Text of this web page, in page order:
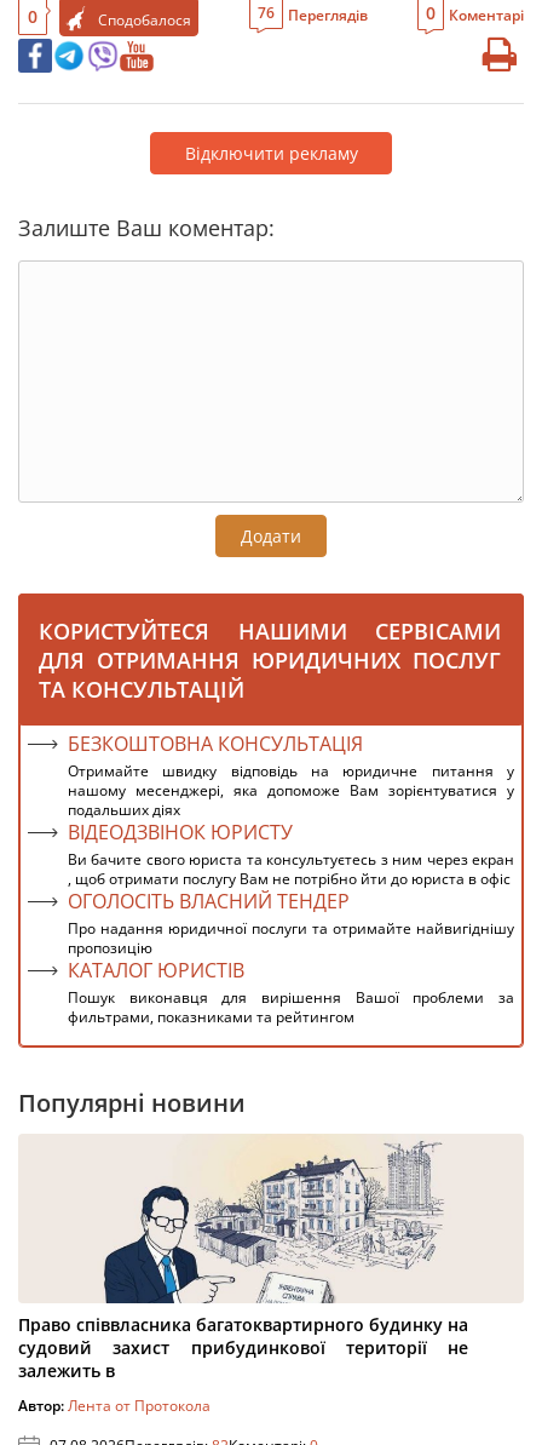
0 Сподобалося 76 Переглядів 0 Коментарі
Відключити рекламу
Залиште Ваш коментар:
Додати
КОРИСТУЙТЕСЯ НАШИМИ СЕРВІСАМИ
ДЛЯ ОТРИМАННЯ ЮРИДИЧНИХ ПОСЛУГ
ТА КОНСУЛЬТАЦІЙ
БЕЗКОШТОВНА КОНСУЛЬТАЦІЯ
Отримайте швидку відповідь на юридичне питання у
нашому месенджері, яка допоможе Вам зорієнтуватися у
подальших діях
ВІДЕОДЗВІНОК ЮРИСТУ
Ви бачите свого юриста та консультуєтесь з ним через екран
, щоб отримати послугу Вам не потрібно йти до юриста в офіс
ОГОЛОСІТЬ ВЛАСНИЙ ТЕНДЕР
Про надання юридичної послуги та отримайте найвигіднішу
пропозицію
КАТАЛОГ ЮРИСТІВ
Пошук виконавця для вирішення Вашої проблеми за
фильтрами, показниками та рейтингом
Популярні новини
Право співвласника багатоквартирного будинку на
судовий захист прибудинкової території не
залежить в
Автор:Лента от Протокола